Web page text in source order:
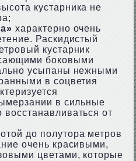
кустарника не
характерно очень
Раскидистый
кустарник
боковыми
усыпаны нежными
в соцветия
в сильные
от
до полутора метров
очень красивыми,
цветами, которые